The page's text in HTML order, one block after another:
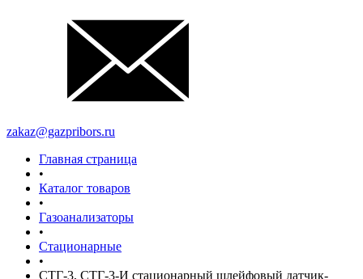
zakaz@gazpribors.ru
Главная страница
•
Каталог товаров
•
Газоанализаторы
•
Стационарные
•
СТГ-3, СТГ-3-И стационарный шлейфовый датчик-